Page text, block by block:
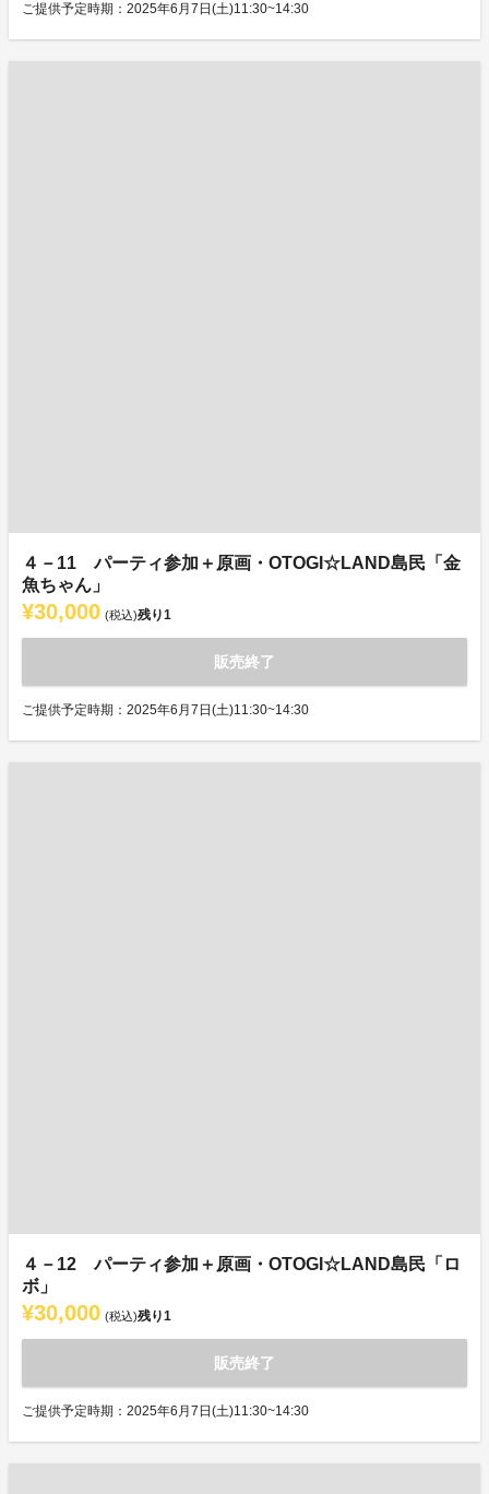
ご提供予定時期：2025年6月7日(土)11:30~14:30
４－11 パーティ参加＋原画・OTOGI☆LAND島民「金
魚ちゃん」
¥30,000 (税込)残り1
販売終了
ご提供予定時期：2025年6月7日(土)11:30~14:30
４－12 パーティ参加＋原画・OTOGI☆LAND島民「ロ
ボ」
¥30,000 (税込)残り1
販売終了
ご提供予定時期：2025年6月7日(土)11:30~14:30